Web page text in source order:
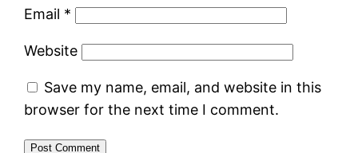
Email *
Website
Save my name, email, and website in this
browser for the next time I comment.